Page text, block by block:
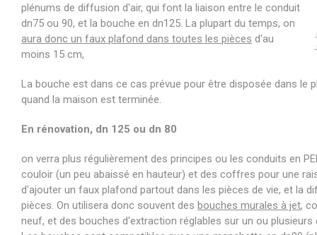
plénums de diffusion d'air, qui font la liaison entre le conduit
dn75 ou 90, et la bouche en dn125. La plupart du temps, on
aura donc un faux plafond dans toutes les pièces d'au
moins 15 cm,
La bouche est dans ce cas prévue pour être disposée dans le
quand la maison est terminée.
En rénovation, dn 125 ou dn 80
on verra plus régulièrement des principes ou les conduits en
couloir (un peu abaissé en hauteur) et des coffres pour une
d'ajouter un faux plafond partout dans les pièces de vie, et la
pièces. On utilisera donc souvent des bouches murales à jet,
neuf, et des bouches d'extraction réglables sur un ou plusieurs